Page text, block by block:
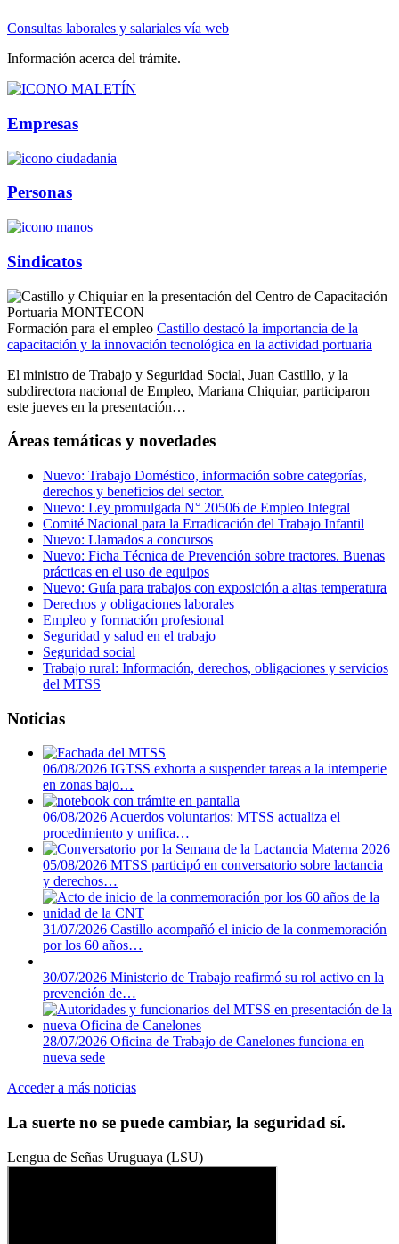
Consultas laborales y salariales vía web
Información acerca del trámite.
Empresas
Personas
Sindicatos
Formación para el empleo Castillo destacó la importancia de la
capacitación y la innovación tecnológica en la actividad portuaria
El ministro de Trabajo y Seguridad Social, Juan Castillo, y la
subdirectora nacional de Empleo, Mariana Chiquiar, participaron
este jueves en la presentación…
Áreas temáticas y novedades
Nuevo: Trabajo Doméstico, información sobre categorías,
derechos y beneficios del sector.
Nuevo: Ley promulgada N° 20506 de Empleo Integral
Comité Nacional para la Erradicación del Trabajo Infantil
Nuevo: Llamados a concursos
Nuevo: Ficha Técnica de Prevención sobre tractores. Buenas
prácticas en el uso de equipos
Nuevo: Guía para trabajos con exposición a altas temperatura
Derechos y obligaciones laborales
Empleo y formación profesional
Seguridad y salud en el trabajo
Seguridad social
Trabajo rural: Información, derechos, obligaciones y servicios
del MTSS
Noticias
06/08/2026 IGTSS exhorta a suspender tareas a la intemperie
en zonas bajo…
06/08/2026 Acuerdos voluntarios: MTSS actualiza el
procedimiento y unifica…
05/08/2026 MTSS participó en conversatorio sobre lactancia
y derechos…
31/07/2026 Castillo acompañó el inicio de la conmemoración
por los 60 años…
30/07/2026 Ministerio de Trabajo reafirmó su rol activo en la
prevención de…
28/07/2026 Oficina de Trabajo de Canelones funciona en
nueva sede
Acceder a más noticias
La suerte no se puede cambiar, la seguridad sí.
Lengua de Señas Uruguaya (LSU)